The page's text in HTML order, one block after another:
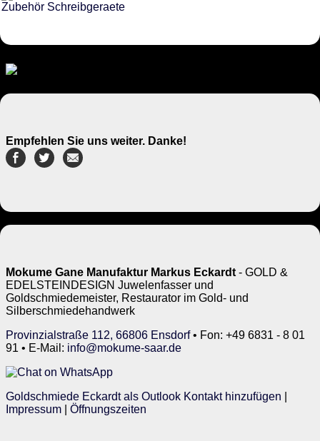
Zubehör Schreibgeraete
Empfehlen Sie uns weiter. Danke!
Mokume Gane Manufaktur Markus Eckardt - GOLD &
EDELSTEINDESIGN Juwelenfasser und
Goldschmiedemeister, Restaurator im Gold- und
Silberschmiedehandwerk
Provinzialstraße 112, 66806 Ensdorf• Fon: +49 6831 - 8 01
91 • E-Mail: info@mokume-saar.de
Goldschmiede Eckardt als Outlook Kontakt hinzufügen
Impressum
Öffnungszeiten